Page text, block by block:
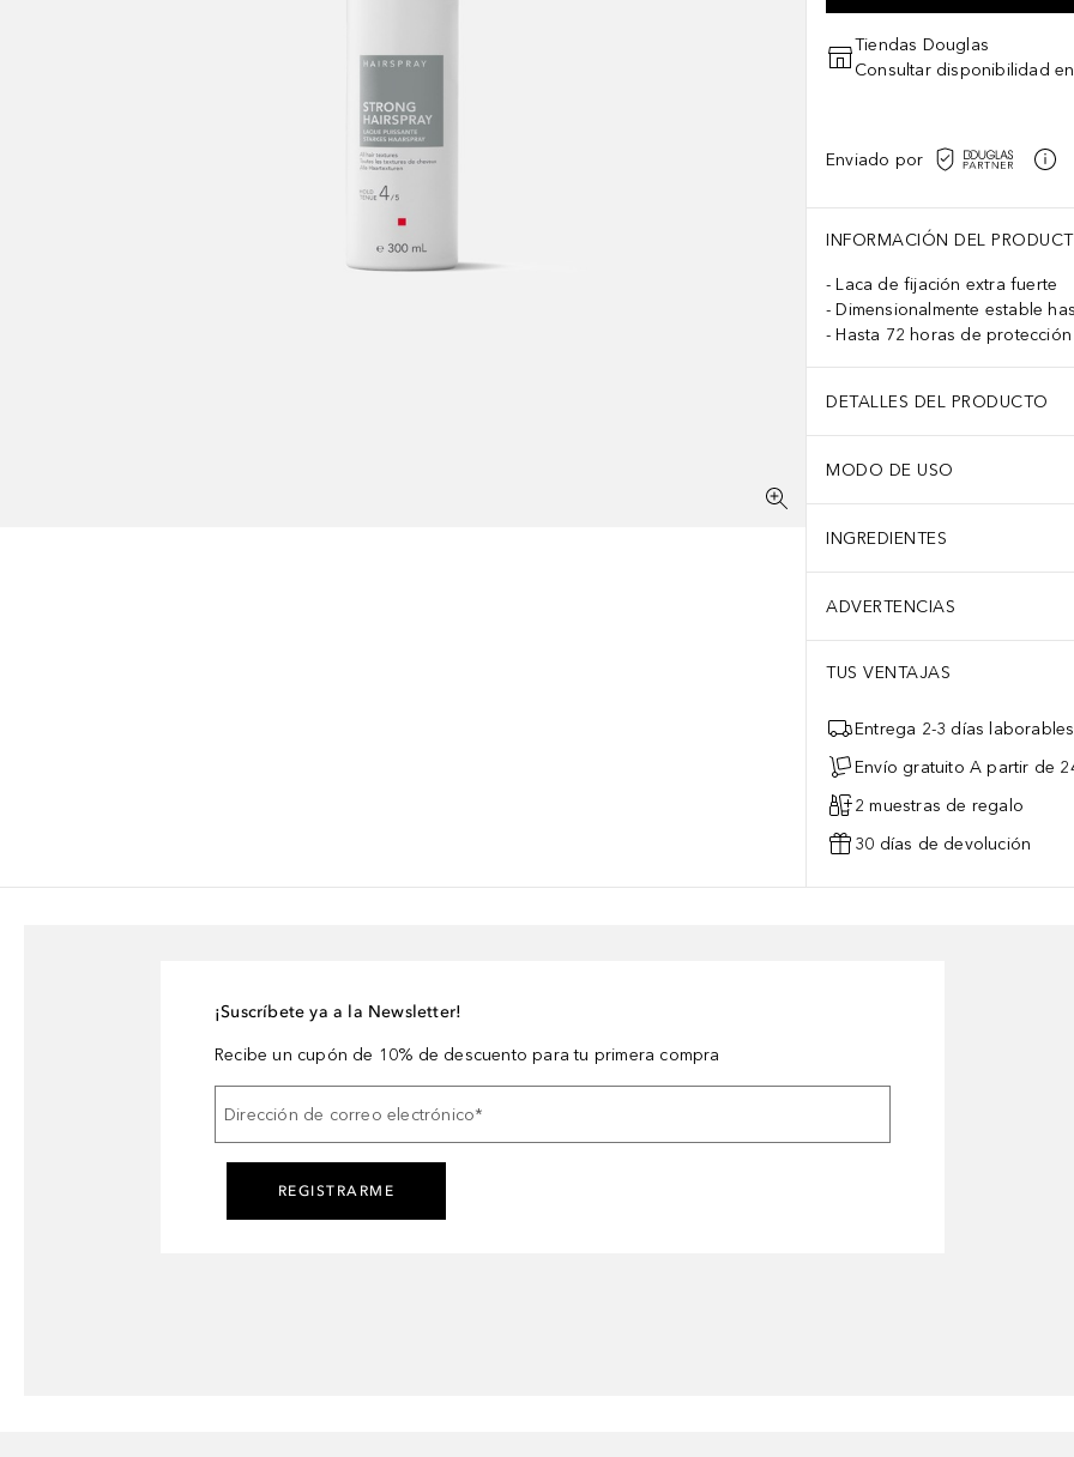
Tiendas Douglas
Consultar disponibilidad
Enviado por
INFORMACIÓN DEL
Laca de fijación extra fuerte
Dimensionalmente estable
Hasta 72 horas de
DETALLES DEL PRODUCTO
MODO DE USO
INGREDIENTES
ADVERTENCIAS
TUS VENTAJAS
Entrega 2-3 días laborables
Envío gratuito A partir de
2 muestras de regalo
30 días de devolución
¡Suscríbete ya a la Newsletter!
Recibe un cupón de 10% de descuento para tu primera compra
Dirección de correo electrónico*
REGISTRARME